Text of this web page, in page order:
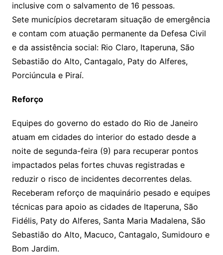
inclusive com o salvamento de 16 pessoas.
Sete municípios decretaram situação de emergência
e contam com atuação permanente da Defesa Civil
e da assistência social: Rio Claro, Itaperuna, São
Sebastião do Alto, Cantagalo, Paty do Alferes,
Porciúncula e Piraí.
Reforço
Equipes do governo do estado do Rio de Janeiro
atuam em cidades do interior do estado desde a
noite de segunda-feira (9) para recuperar pontos
impactados pelas fortes chuvas registradas e
reduzir o risco de incidentes decorrentes delas.
Receberam reforço de maquinário pesado e equipes
técnicas para apoio as cidades de Itaperuna, São
Fidélis, Paty do Alferes, Santa Maria Madalena, São
Sebastião do Alto, Macuco, Cantagalo, Sumidouro e
Bom Jardim.